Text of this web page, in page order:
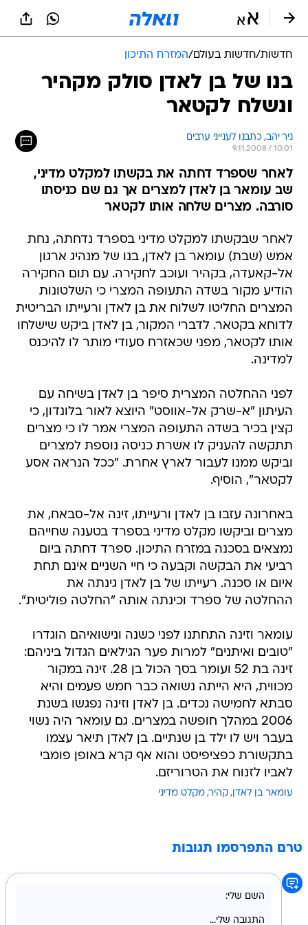
חדשות/חדשות בעולם/המזרח התיכון
בנו של בן לאדן סולק מקהיר
ונשלח לקטאר
ניר יהב, כתבנו לענייני ערבים
9.11.2008 / 10:01
לאחר שספרד דחתה את בקשתו למקלט מדיני,
שב עומאר בן לאדן למצרים אך גם שם כניסתו
סורבה. מצרים שלחה אותו לקטאר
לאחר שבקשתו למקלט מדיני בספרד נדחתה, נחת
אמש (שבת) עומאר בן לאדן, בנו של מנהיג ארגון
אל-קאעדה, בקהיר ועוכב לחקירה. עם תום החקירה
הודיע מקור בשדה התעופה המצרי כי השלטונות
המצרים החליטו לשלוח את בן לאדן ורעייתו הבריטית
לדוחא בקטאר. לדברי המקור, בן לאדן ביקש שישלחו
אותו לקטאר, מפני שכאזרח סעודי מותר לו להיכנס
למדינה.
לפני ההחלטה המצרית סיפר בן לאדן בשיחה עם
העיתון "א-שרק אל-אווסט" היוצא לאור בלונדון, כי
קצין בכיר בשדה התעופה המצרי אמר לו כי מצרים
תתקשה להעניק לו אשרת כניסה נוספת למצרים
וביקש ממנו לעבור לארץ אחרת. "ככל הנראה אסע
לקטאר", הוסיף.
באחרונה עזבו בן לאדן ורעייתו, זינה אל-סבאח, את
מצרים וביקשו מקלט מדיני בספרד בטענה שחייהם
נמצאים בסכנה במזרח התיכון. ספרד דחתה ביום
רביעי את הבקשה וקבעה כי חיי השניים אינם תחת
איום או סכנה. רעייתו של בן לאדן גינתה את
ההחלטה של ספרד וכינתה אותה "החלטה פוליטית".
עומאר וזינה התחתנו לפני כשנה ונישואיהם הוגדרו
"טובים ואיתנים" למרות פער הגילאים הגדול ביניהם:
זינה בת 52 ועומר בסך הכול בן 28. זינה במקור
מכווית, היא הייתה נשואה כבר חמש פעמים והיא
סבתא לחמישה נכדים. בן לאדן וזינה נפגשו בשנת
2006 במהלך חופשה במצרים. גם עומאר היה נשוי
בעבר ויש לו ילד בן שנתיים. בן לאדן תיאר עצמו
בתקשורת כפציפיסט והוא אף קרא באופן פומבי
לאביו לזנוח את הטרוריזם.
עומאר בן לאדן קהיר מקלט מדיני
טרם התפרסמו תגובות